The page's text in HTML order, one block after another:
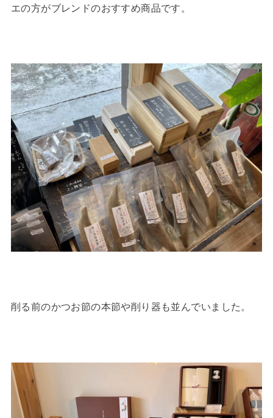
エの方がブレンドのおすすめ商品です。
削る前のかつお節の本節や削り器も並んでいました。